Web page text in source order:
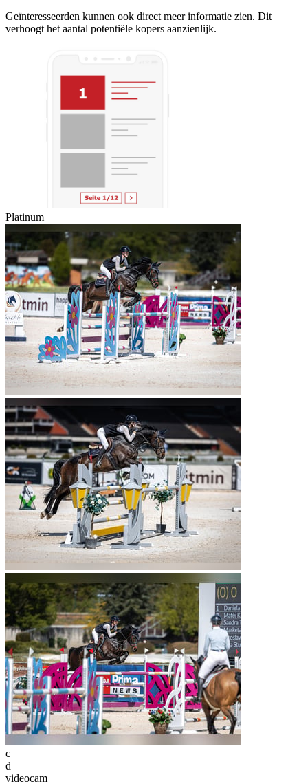
Geïnteresseerden kunnen ook direct meer informatie zien. Dit
verhoogt het aantal potentiële kopers aanzienlijk.
Platinum
c
d
videocam